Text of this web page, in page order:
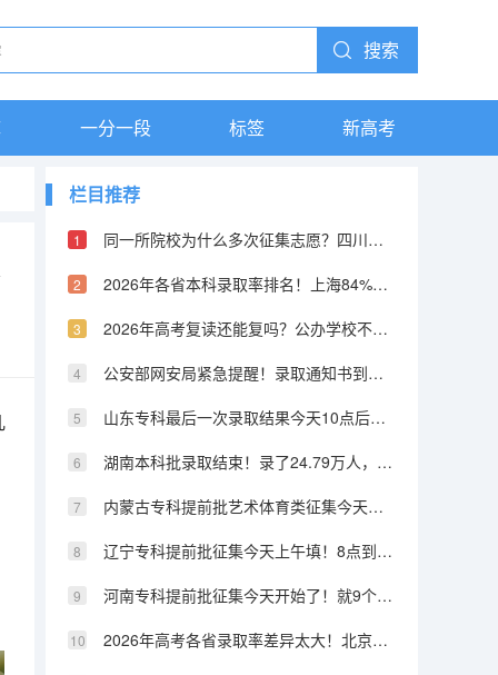
搜索
一分一段 标签 新高考
栏目推荐
同一所院校为什么多次征集志愿？四川本科艺术体育类已征集四次了
2026年各省本科录取率排名！上海84%排第一，山东倒数第二
2026年高考复读还能复吗？公办学校不收了，只能去民办或机构
公安部网安局紧急提醒！录取通知书到了，这5招教你辨真伪
山东专科最后一次录取结果今天10点后可查！集中录取阶段全部结束
湖南本科批录取结束！录了24.79万人，专科批次8月1日已开录
内蒙古专科提前批艺术体育类征集今天开始！9点到15点，6个小时
辽宁专科提前批征集今天上午填！8点到12点，就4个小时
河南专科提前批征集今天开始了！就9个小时，8月3日9点到18点，错过真没了
2026年高考各省录取率差异太大！北京上海超77%，山东河南不到35%